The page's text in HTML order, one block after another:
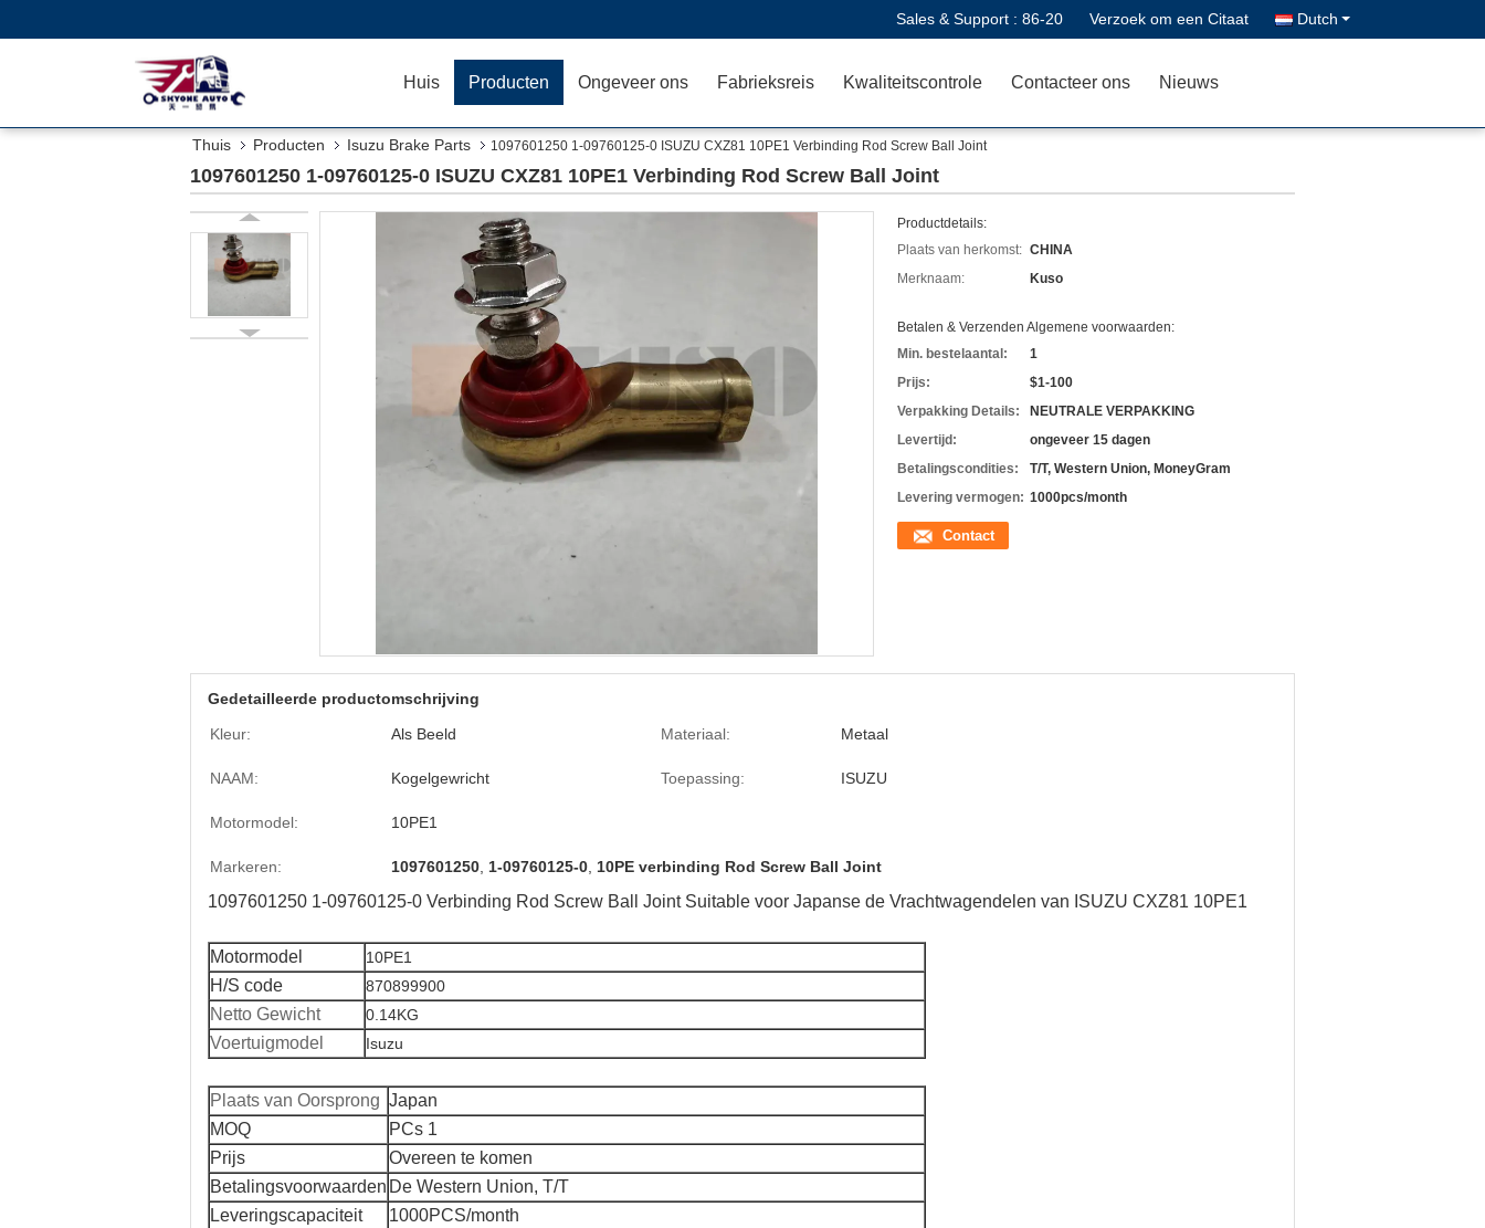
Sales & Support : 86-20 Verzoek om een Citaat Dutch
Huis Producten Ongeveer ons Fabrieksreis Kwaliteitscontrole Contacteer ons Nieuws
Thuis Producten Isuzu Brake Parts 1097601250 1-09760125-0 ISUZU CXZ81 10PE1 Verbinding Rod Screw Ball Joint
1097601250 1-09760125-0 ISUZU CXZ81 10PE1 Verbinding Rod Screw Ball Joint
Productdetails:
Plaats van herkomst: CHINA
Merknaam:
Kuso
Betalen & Verzenden Algemene voorwaarden:
Min. bestelaantal:
1
Prijs:
$1-100
Verpakking Details:
NEUTRALE VERPAKKING
Levertijd:
ongeveer 15 dagen
Betalingscondities:
T/T, Western Union, MoneyGram
Levering vermogen: 1000pcs/month
Contact
Gedetailleerde productomschrijving
Kleur:
Als Beeld Materiaal: Metaal
NAAM: Kogelgewricht Toepassing: ISUZU
Motormodel: 10PE1
Markeren: 1097601250 1-09760125-0 10PE verbinding Rod Screw Ball Joint
1097601250 1-09760125-0 Verbinding Rod Screw Ball Joint Suitable voor Japanse de Vrachtwagendelen van ISUZU CXZ81 10PE1
Motormodel 10PE1
H/S code 870899900
Netto Gewicht 0.14KG
Voertuigmodel Isuzu
Plaats van Oorsprong Japan
MOQ
PCs 1
Prijs
Overeen te komen
Betalingsvoorwaarden De Western Union, T/T
Leveringscapaciteit
1000PCS/month